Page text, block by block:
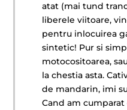
atat (mai tund
liberele viitoare,
pentru inlocuirea
sintetic! Pur si
motocositoarea,
la chestia asta.
de mandarin, imi
Cand am